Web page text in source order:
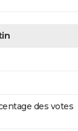
des votes